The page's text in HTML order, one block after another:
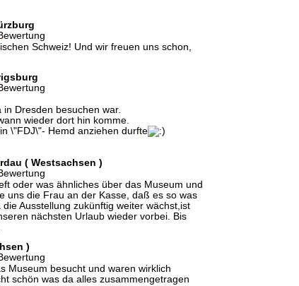
Schweiz! Und wir freuen uns schon,
in Dresden besuchen war.
wieder dort hin komme.
\"FDJ\"- Hemd anziehen durfte
( Westsachsen )
oder was ähnliches über das Museum und
uns die Frau an der Kasse, daß es so was
Ausstellung zukünftig weiter wächst,ist
nächsten Urlaub wieder vorbei. Bis
)
Museum besucht und waren wirklich
schön was da alles zusammengetragen